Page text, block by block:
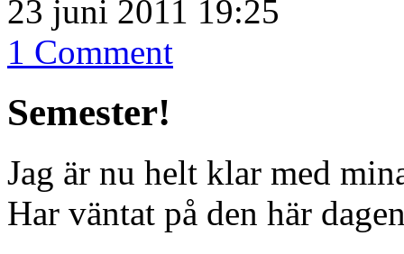
23 juni 2011 19:25
1 Comment
Semester!
Jag är nu helt klar med
Har väntat på den här